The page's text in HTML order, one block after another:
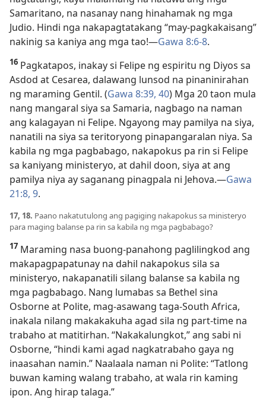
Samaritano, na nasanay nang hinahamak ng mga
Judio. Hindi nga nakapagtatakang “may-pagkakaisang”
nakinig sa kaniya ang mga tao!—Gawa 8:6-8.
16 Pagkatapos, inakay si Felipe ng espiritu ng Diyos sa
Asdod at Cesarea, dalawang lunsod na pinaninirahan
ng maraming Gentil. (Gawa 8:39, 40) Mga 20 taon mula
nang mangaral siya sa Samaria, nagbago na naman
ang kalagayan ni Felipe. Ngayong may pamilya na siya,
nanatili na siya sa teritoryong pinapangaralan niya. Sa
kabila ng mga pagbabago, nakapokus pa rin si Felipe
sa kaniyang ministeryo, at dahil doon, siya at ang
pamilya niya ay saganang pinagpala ni Jehova.—Gawa
21:8, 9.
17, 18. Paano nakatutulong ang pagiging nakapokus sa ministeryo
para maging balanse pa rin sa kabila ng mga pagbabago?
17 Maraming nasa buong-panahong paglilingkod ang
makapagpapatunay na dahil nakapokus sila sa
ministeryo, nakapanatili silang balanse sa kabila ng
mga pagbabago. Nang lumabas sa Bethel sina
Osborne at Polite, mag-asawang taga-South Africa,
inakala nilang makakakuha agad sila ng part-time na
trabaho at matitirhan. “Nakakalungkot,” ang sabi ni
Osborne, “hindi kami agad nagkatrabaho gaya ng
inaasahan namin.” Naalaala naman ni Polite: “Tatlong
buwan kaming walang trabaho, at wala rin kaming
ipon. Ang hirap talaga.”